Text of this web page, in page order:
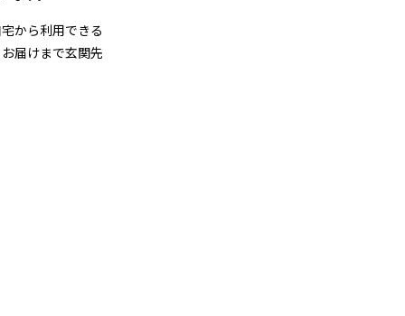
から利用できる
届けまで玄関先